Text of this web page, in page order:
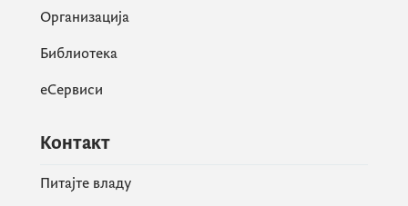
Организација
Библиотека
еСервиси
Контакт
Питајте владу